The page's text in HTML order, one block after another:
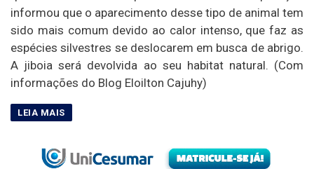
informou que o aparecimento desse tipo de animal tem
sido mais comum devido ao calor intenso, que faz as
espécies silvestres se deslocarem em busca de abrigo.
A jiboia será devolvida ao seu habitat natural. (Com
informações do Blog Eloilton Cajuhy)